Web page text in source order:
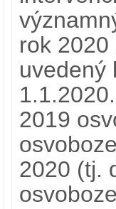
rok
uvedený
2019
2020 (tj.